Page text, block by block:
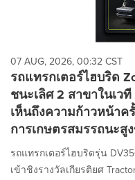
each
option
is
selected.
07 AUG, 2026, 00:32 CST
รถแทรกเตอร์ไฮบริด
ชนะเลิศ 2 สาขาในเว
เห็นถึงความก้าวหน้าค
การเกษตรสมรรถนะสู
รถแทรกเตอร์ไฮบริดรุ่น
เข้าชิงรางวัลเกียรติยศ